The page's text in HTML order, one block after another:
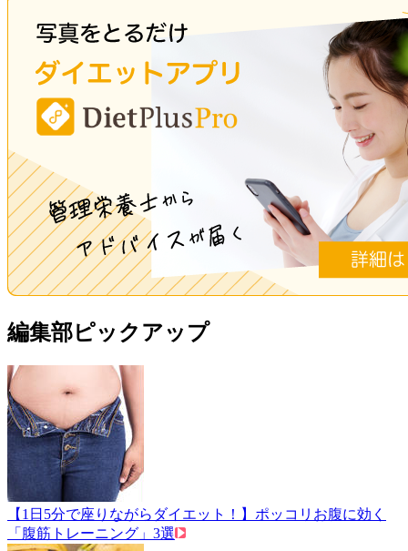
編集部ピックアップ
【1日5分で座りながらダイエット！】ポッコリお腹に効く
「腹筋トレーニング」3選